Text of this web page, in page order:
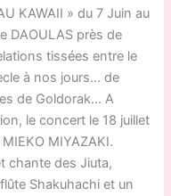
KAWAII » du 7 Juin au
DAOULAS près de
tissées entre le
à nos jours… de
de Goldorak… A
le concert le 18 juillet
MIYAZAKI.
chante des Jiuta,
Shakuhachi et un